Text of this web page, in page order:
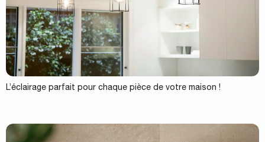
L’éclairage parfait pour chaque pièce de votre maison !